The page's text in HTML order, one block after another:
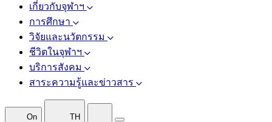
เกี่ยวกับจุฬาฯ
การศึกษา
วิจัยและนวัตกรรม
ชีวิตในจุฬาฯ
บริการสังคม
สาระความรู้และข่าวสาร
On TH